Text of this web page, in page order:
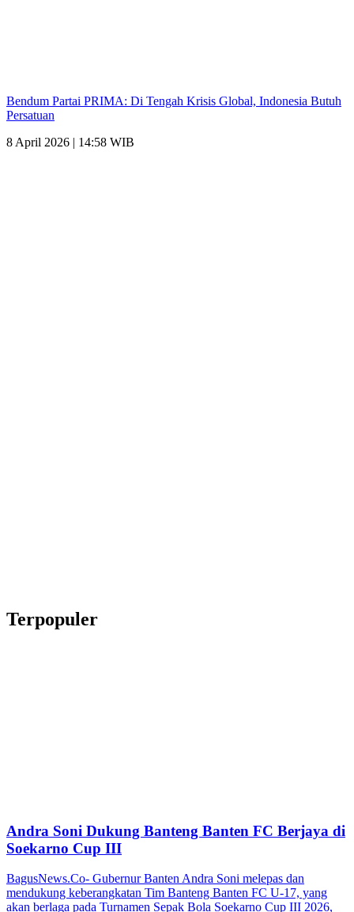
Bendum Partai PRIMA: Di Tengah Krisis Global, Indonesia Butuh
Persatuan
8 April 2026 | 14:58 WIB
Terpopuler
Andra Soni Dukung Banteng Banten FC Berjaya di
Soekarno Cup III
BagusNews.Co- Gubernur Banten Andra Soni melepas dan
mendukung keberangkatan Tim Banteng Banten FC U-17, yang
akan berlaga pada Turnamen Sepak Bola Soekarno Cup III 2026,